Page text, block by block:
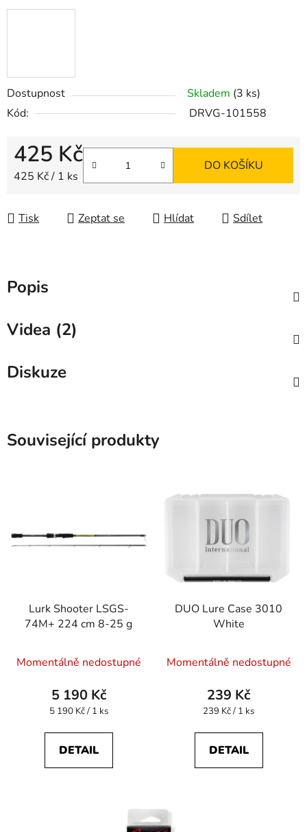
Dostupnost Skladem (3 ks)
Kód:
DRVG-101558
425 Kč
Měrná cena:
425 Kč / 1 ks
DO KOŠÍKU
Tisk Zeptat se Hlídat Sdílet
Popis
Videa (2)
Diskuze
Související produkty
Lurk Shooter LSGS-
74M+ 224 cm 8-25 g
Momentálně nedostupné
5 190 Kč
Měrná
5 190 Kč / 1 ks
DETAIL
DUO Lure Case 3010
White
Momentálně nedostupné
239 Kč
Měrná
239 Kč / 1 ks
DETAIL